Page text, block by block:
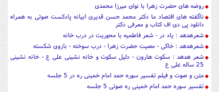
روضه های حضرت زهرا با نوای میرزا محمدی
ناگفته های اقتصاد ما دکتر محمد حسن قدیری ابیانه پادکست صوتی به همراه
دانلود پی دی اف کتاب و معرفی دکتر
شعرهدهد : یاد در - شعر فاطمیه با محوریت در درب خانه
شعرهدهد : خاکی - مصیت حضرت زهرا - درب سوخته - بازوی شکسته
شعر هدهد : سکوت هارون - دلیل سکوت و خانه نشینی علی ع - خانه نشینی
25 ساله علی ع
متن و صوت و فیلم تفسیر سوره حمد امام خمینی ره در 5 جلسه
تفسیر سوره حمد امام خمینی ره صوتی 5 جلسه